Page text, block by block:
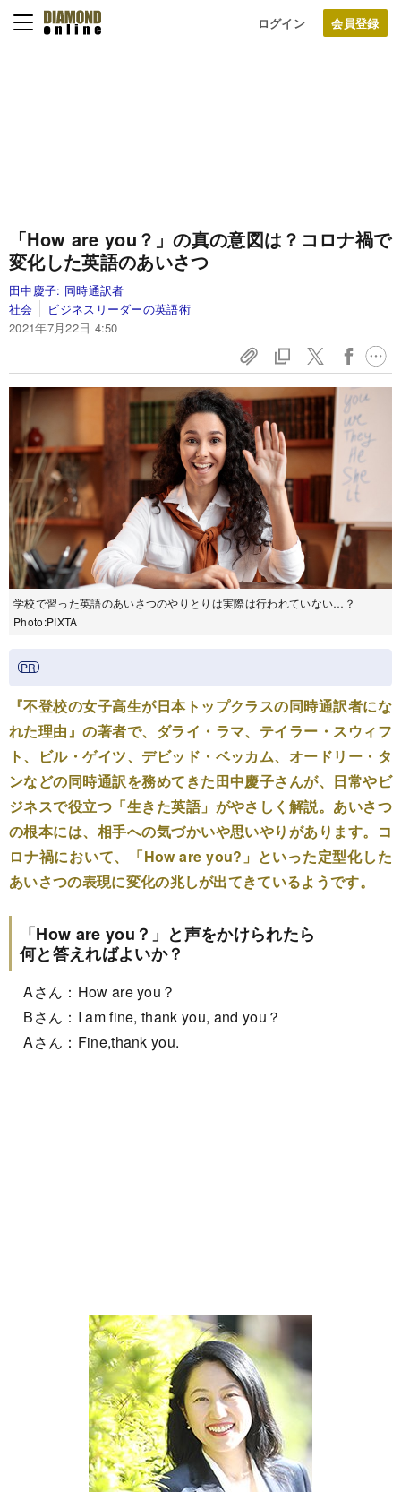
ログイン
「How are you？」の真の意図は？コロナ禍で
変化した英語のあいさつ
田中慶子: 同時通訳者
社会
ビジネスリーダーの英語術
2021年7月22日 4:50
学校で習った英語のあいさつのやりとりは実際は行われていない…？
Photo:PIXTA
『不登校の女子高生が日本トップクラスの同時通訳者にな
れた理由』の著者で、ダライ・ラマ、テイラー・スウィフ
ト、ビル・ゲイツ、デビッド・ベッカム、オードリー・タ
ンなどの同時通訳を務めてきた田中慶子さんが、日常やビ
ジネスで役立つ「生きた英語」がやさしく解説。あいさつ
の根本には、相手への気づかいや思いやりがあります。コ
ロナ禍において、「How are you?」といった定型化した
あいさつの表現に変化の兆しが出てきているようです。
「How are you？」と声をかけられたら
何と答えればよいか？
Aさん：How are you？
Bさん：I am fine, thank you, and you？
Aさん：Fine,thank you.